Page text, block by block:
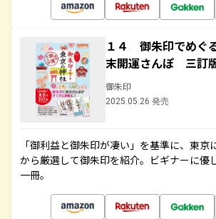
１４ 御朱印でめぐ
末開運さんぽ 三訂
御朱印
2025.05.26 発売
「御利益と御朱印が凄い」を基準に、東京
から厳選して御朱印を紹介。ビギナーに優
一冊。